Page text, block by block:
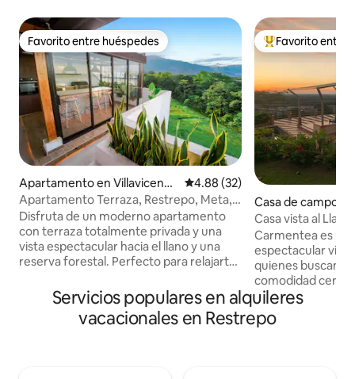
Favorito entre huéspedes
Favorito entre huéspedes
Apartamento en Villavicenci
o
Calificación promedio: 4.88 de
4.88 (32)
Apartamento Terraza, Restrepo, Meta,
Villavicencio
Disfruta de un moderno apartamento
con terraza totalmente privada y una
vista espectacular hacia el llano y una
reserva forestal. Perfecto para relajarte
inolvidables. El espacio incluye: -Terraza
privada con la mejor vista panorámica -
Zona BBQ exclusiva -Horno y parrilla en
Favorito entre
Favorito entre
Casa de campo
Casa vista al
Villavo
Carmentea es
espectacular vista
quienes buscan
comodidad cerca
perfecta tanto
traslados
escritorio) como
Servicios populares en alquileres
vacacionales en Restrepo